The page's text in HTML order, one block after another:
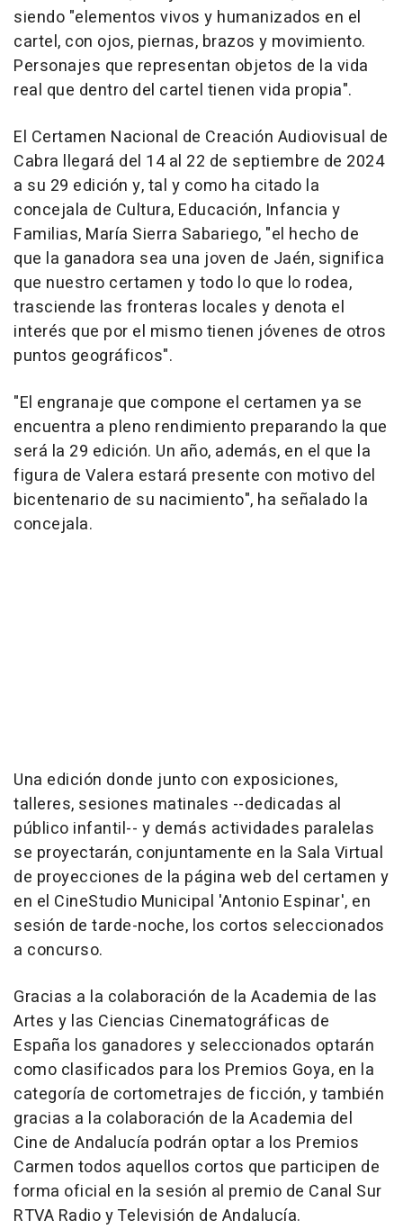
siendo "elementos vivos y humanizados en el
cartel, con ojos, piernas, brazos y movimiento.
Personajes que representan objetos de la vida
real que dentro del cartel tienen vida propia".
El Certamen Nacional de Creación Audiovisual de
Cabra llegará del 14 al 22 de septiembre de 2024
a su 29 edición y, tal y como ha citado la
concejala de Cultura, Educación, Infancia y
Familias, María Sierra Sabariego, "el hecho de
que la ganadora sea una joven de Jaén, significa
que nuestro certamen y todo lo que lo rodea,
trasciende las fronteras locales y denota el
interés que por el mismo tienen jóvenes de otros
puntos geográficos".
"El engranaje que compone el certamen ya se
encuentra a pleno rendimiento preparando la que
será la 29 edición. Un año, además, en el que la
figura de Valera estará presente con motivo del
bicentenario de su nacimiento", ha señalado la
concejala.
Una edición donde junto con exposiciones,
talleres, sesiones matinales --dedicadas al
público infantil-- y demás actividades paralelas
se proyectarán, conjuntamente en la Sala Virtual
de proyecciones de la página web del certamen y
en el CineStudio Municipal 'Antonio Espinar', en
sesión de tarde-noche, los cortos seleccionados
a concurso.
Gracias a la colaboración de la Academia de las
Artes y las Ciencias Cinematográficas de
España los ganadores y seleccionados optarán
como clasificados para los Premios Goya, en la
categoría de cortometrajes de ficción, y también
gracias a la colaboración de la Academia del
Cine de Andalucía podrán optar a los Premios
Carmen todos aquellos cortos que participen de
forma oficial en la sesión al premio de Canal Sur
RTVA Radio y Televisión de Andalucía.